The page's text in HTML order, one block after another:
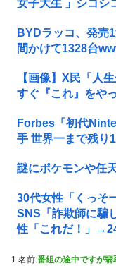
女子大生 」シコシ
BYDラッコ、発売
間かけて1328台
【画像】X民「人
すぐ『これ』をや
Forbes「初代
手 世界一まで残り
謎にポケモンや任
30代女性「くっそ
SNS「詐欺師に騙
性「これだ！」
1 名前:番組の途中ですが